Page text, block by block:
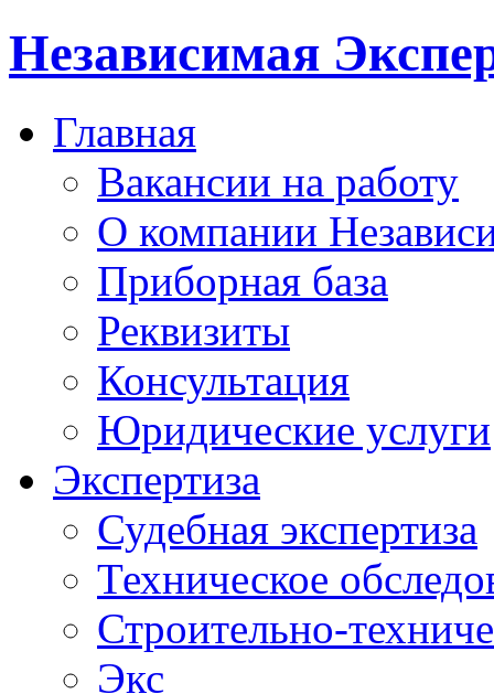
Независимая
Главная
Вакансии на работу
О компании
Приборная база
Реквизиты
Консультация
Юридические услуги
Экспертиза
Судебная экспертиза
Техническое
Строительно-
Экс